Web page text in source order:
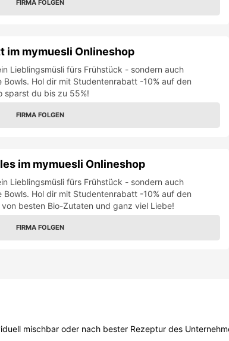
FIRMA FOLGEN
im mymuesli Onlineshop
Lieblingsmüsli fürs Frühstück - sondern auch
Bowls. Hol dir mit Studentenrabatt -10% auf den
sparst du bis zu 55%!
FIRMA FOLGEN
im mymuesli Onlineshop
Lieblingsmüsli fürs Frühstück - sondern auch
Bowls. Hol dir mit Studentenrabatt -10% auf den
besten Bio-Zutaten und ganz viel Liebe!
FIRMA FOLGEN
mischbar oder nach bester Rezeptur des